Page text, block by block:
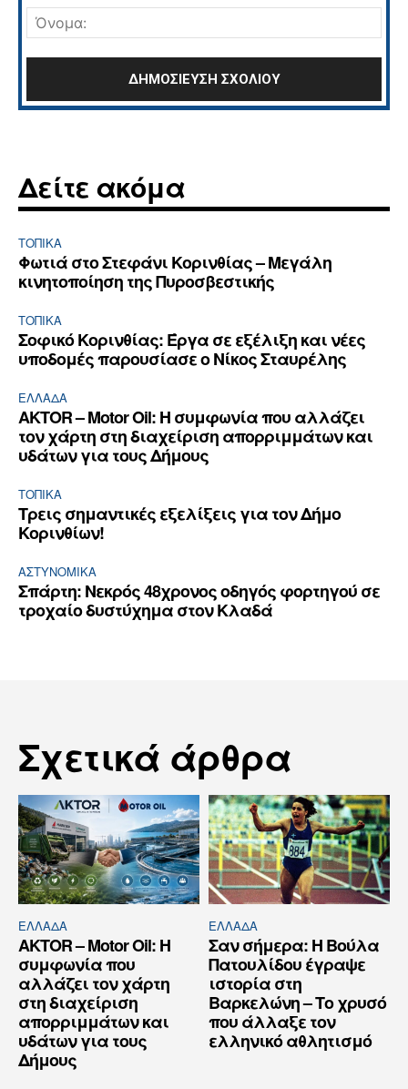
Δείτε ακόμα
ΤΟΠΙΚΑ
Φωτιά στο Στεφάνι Κορινθίας – Μεγάλη
κινητοποίηση της Πυροσβεστικής
ΤΟΠΙΚΑ
Σοφικό Κορινθίας: Έργα σε εξέλιξη και νέες
υποδομές παρουσίασε ο Νίκος Σταυρέλης
ΕΛΛΆΔΑ
AKTOR – Motor Oil: Η συμφωνία που αλλάζει
τον χάρτη στη διαχείριση απορριμμάτων και
υδάτων για τους Δήμους
ΤΟΠΙΚΑ
Τρεις σημαντικές εξελίξεις για τον Δήμο
Κορινθίων!
ΑΣΤΥΝΟΜΙΚΆ
Σπάρτη: Νεκρός 48χρονος οδηγός φορτηγού σε
τροχαίο δυστύχημα στον Κλαδά
Σχετικά άρθρα
ΕΛΛΆΔΑ
AKTOR – Motor Oil: Η
συμφωνία που
αλλάζει τον χάρτη
στη διαχείριση
απορριμμάτων και
υδάτων για τους
Δήμους
ΕΛΛΆΔΑ
Σαν σήμερα: Η Βούλα
Πατουλίδου έγραψε
ιστορία στη
Βαρκελώνη – Το χρυσό
που άλλαξε τον
ελληνικό αθλητισμό